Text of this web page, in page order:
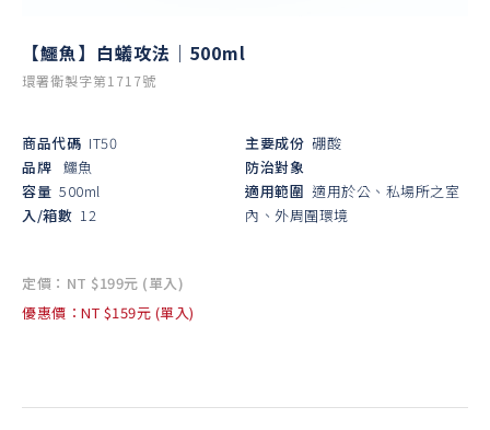
【鱷魚】白蟻攻法｜500ml
環署衛製字第1717號
商品代碼 IT50
品牌 鱷魚
容量 500ml
入/箱數 12
主要成份 硼酸
防治對象
適用範圍 適用於公、私場所之室
內、外周圍環境
定價：NT $199元 (單入)
優惠價：NT $159元 (單入)